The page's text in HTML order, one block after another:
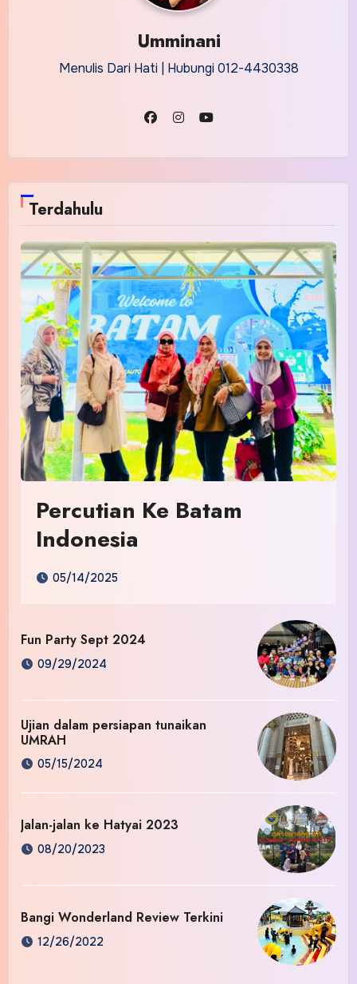
Umminani
Menulis Dari Hati | Hubungi 012-4430338
Terdahulu
Percutian Ke Batam
Indonesia
05/14/2025
Fun Party Sept 2024
09/29/2024
Ujian dalam persiapan tunaikan
UMRAH
05/15/2024
Jalan-jalan ke Hatyai 2023
08/20/2023
Bangi Wonderland Review Terkini
12/26/2022